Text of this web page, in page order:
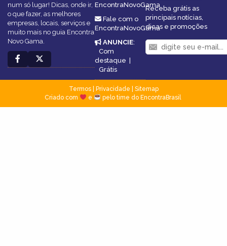
num só lugar! Dicas, onde ir,
o que fazer, as melhores
empresas, locais, serviços e
muito mais no guia Encontra
Novo Gama.
EncontraNovoGama
Fale com o
EncontraNovoGama
ANUNCIE:
Com
destaque |
Grátis
Receba grátis as
principais notícias,
dicas e promoções
Termos| Privacidade
Sitemap
Criado com
e pelo time do EncontraBrasil